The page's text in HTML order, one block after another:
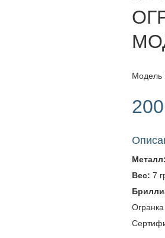
Модель
Металл:
Вес: 7